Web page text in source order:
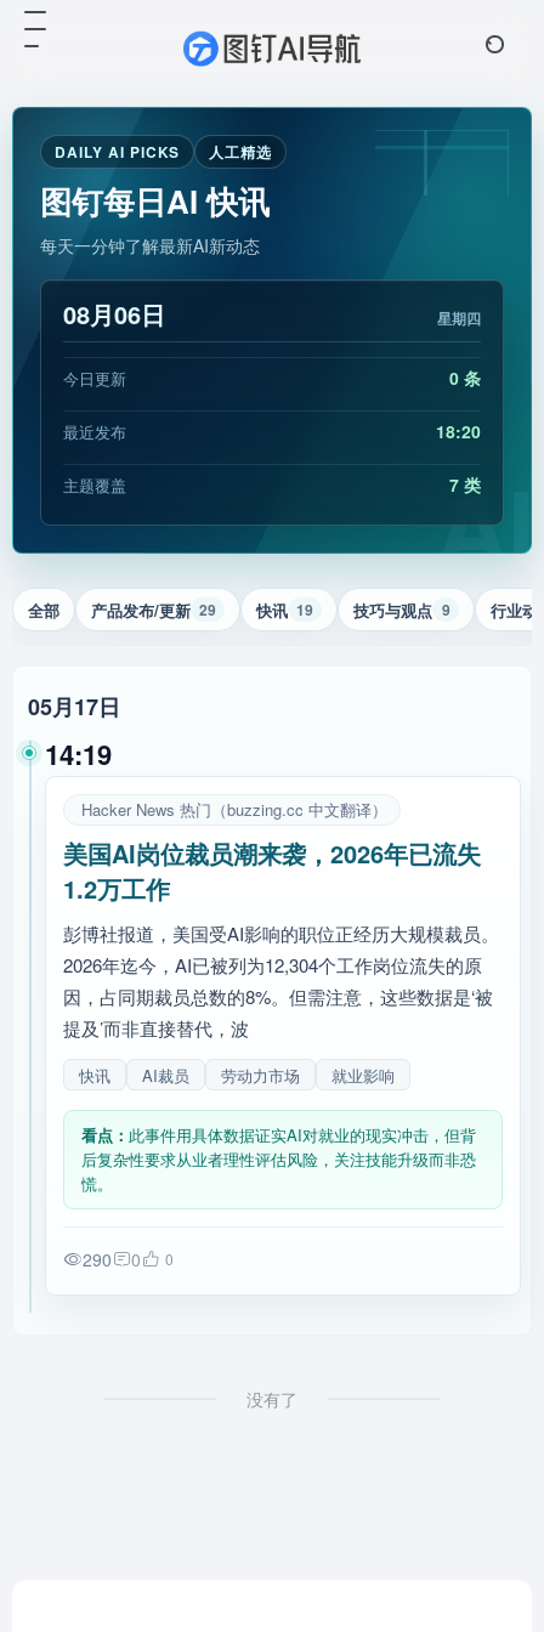
AI
DAILY AI PICKS 人工精选
图钉每日AI 快讯
每天一分钟了解最新AI新动态
08月06日 星期四
今日更新 0 条
最近发布 18:20
主题覆盖 7 类
全部 产品发布/更新 29 快讯 19 技巧与观点 9 行业动
05月17日
14:19
Hacker News 热门（buzzing.cc 中文翻译）
美国AI岗位裁员潮来袭，2026年已流失
1.2万工作
彭博社报道，美国受AI影响的职位正经历大规模裁员。
2026年迄今，AI已被列为12,304个工作岗位流失的原
因，占同期裁员总数的8%。但需注意，这些数据是‘被
提及’而非直接替代，波
快讯 AI裁员 劳动力市场 就业影响
看点： 此事件用具体数据证实AI对就业的现实冲击，但背
后复杂性要求从业者理性评估风险，关注技能升级而非恐
慌。
290 0 0
没有了